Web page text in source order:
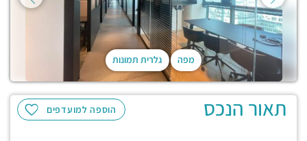
מפה גלרית תמונות
הוספה למועדפים תאור הנכס